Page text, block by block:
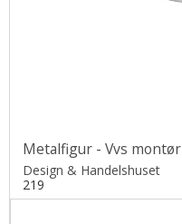
Metalfigur - Vvs montør
Design & Handelshuset
219